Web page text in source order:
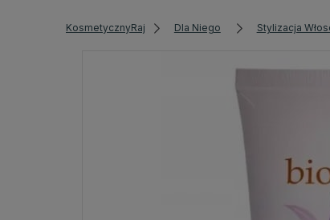
KosmetycznyRaj Dla Niego Stylizacja